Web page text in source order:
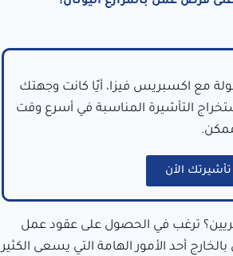
مع اكسبريس فيزا، أيًا كانت وجهتك
التأشيرة المناسبة في أسرع وقت
الأن
ترغب في الحصول على عقود عمل
أحد الأمور الهامة التي يسعى الكثير